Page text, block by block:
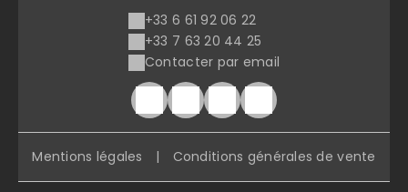
+33 6 61 92 06 22
+33 7 63 20 44 25
Contacter par email
Mentions légales | Conditions générales de vente